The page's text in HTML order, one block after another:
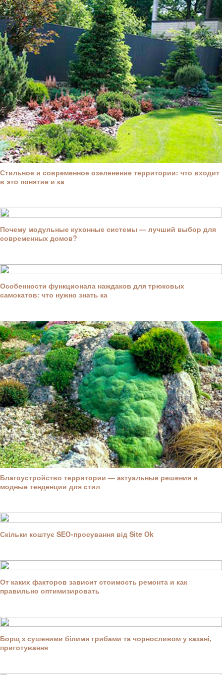
Стильное и современное озеленение территории: что входит
в это понятие и ка
Почему модульные кухонные системы — лучший выбор для
современных домов?
Особенности функционала наждаков для трюковых
самокатов: что нужно знать ка
Благоустройство территории — актуальные решения и
модные тенденции для стил
Скільки коштує SEO-просування від Site Ok
От каких факторов зависит стоимость ремонта и как
правильно оптимизировать
Борщ з сушеними білими грибами та чорносливом у казані,
приготування